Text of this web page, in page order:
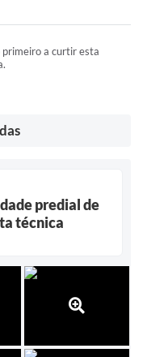
primeiro a curtir esta
predial de
técnica